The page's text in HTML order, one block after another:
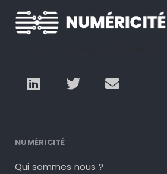
NUMÉRICITÉ
Qui sommes nous ?